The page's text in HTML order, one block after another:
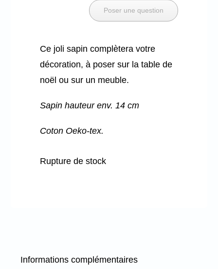
Poser une question
Ce joli sapin complètera votre
décoration, à poser sur la table de
noël ou sur un meuble.
Sapin hauteur env. 14 cm
Coton Oeko-tex.
Rupture de stock
Informations complémentaires